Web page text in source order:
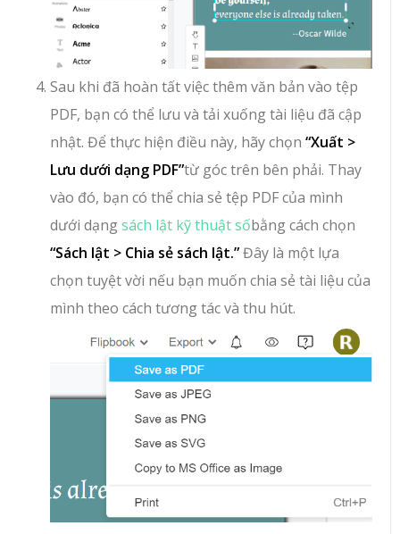
Sau khi đã hoàn tất việc thêm văn bản vào tệp
PDF, bạn có thể lưu và tải xuống tài liệu đã cập
nhật. Để thực hiện điều này, hãy chọn“Xuất >
Lưu dưới dạng PDF”từ góc trên bên phải. Thay
vào đó, bạn có thể chia sẻ tệp PDF của mình
dưới dạngsách lật kỹ thuật sốbằng cách chọn
“Sách lật > Chia sẻ sách lật.”Đây là một lựa
chọn tuyệt vời nếu bạn muốn chia sẻ tài liệu của
mình theo cách tương tác và thu hút.